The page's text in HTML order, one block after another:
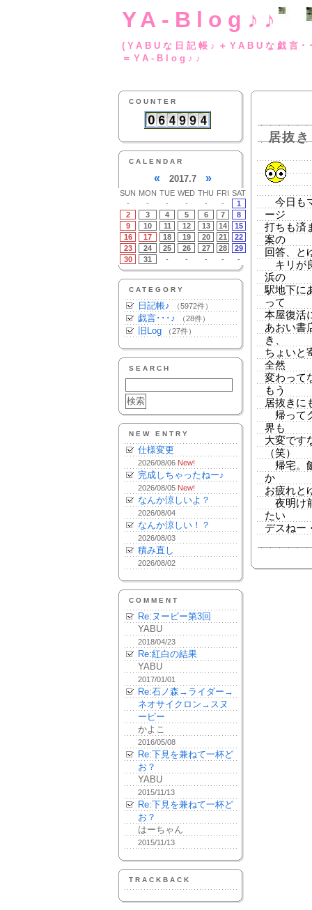
YA-Blog♪♪
(YABUな日記帳♪
＝YA-Blog♪♪
COUNTER
CALENDAR
« 2017.7 »
SUN MON TUE WED THU FRI SAT
-
- - - - -
1
2
3 4 5 6 7
8
9
10 11 12 13 14
15
16
17 18 19 20 21
22
23
24 25 26 27 28
29
30
31 - - - - -
CATEGORY
日記帳♪ （5972件）
戯言･･･♪ （28件）
旧Log （27件）
SEARCH
NEW ENTRY
仕様変更
2026/08/06 New!
完成しちゃったねー♪
2026/08/05 New!
なんか涼しいよ？
2026/08/04
なんか涼しい！？
2026/08/03
積み直し
2026/08/02
COMMENT
Re:ヌーピー第3回
YABU
2018/04/23
Re:紅白の結果
YABU
2017/01/01
Re:石ノ森→ライダー→
ネオサイクロン→スヌ
ーピー
かよこ
2016/05/08
Re:下見を兼ねて一杯ど
お？
YABU
2015/11/13
Re:下見を兼ねて一杯ど
お？
はーちゃん
2015/11/13
TRACKBACK
居抜
今日も
ージ
打ちも済
案の
回答、と
キリが
浜の
駅地下に
って
本屋復活
あおい書
き、
ちょいと
全然
変わって
もう
居抜きに
帰って
界も
大変です
（笑）
帰宅。
か
お疲れと
夜明け
たい
デスねー